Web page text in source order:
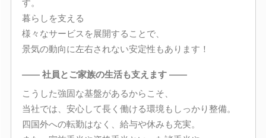
す。
暮らしを支える
様々なサービスを展開することで、
景気の動向に左右されない安定性もあります！
―― 社員とご家族の生活も支えます ――
こうした強固な基盤があるからこそ、
当社では、安心して長く働ける環境もしっかり整備。
四国外への転勤はなく、給与や休みも充実。